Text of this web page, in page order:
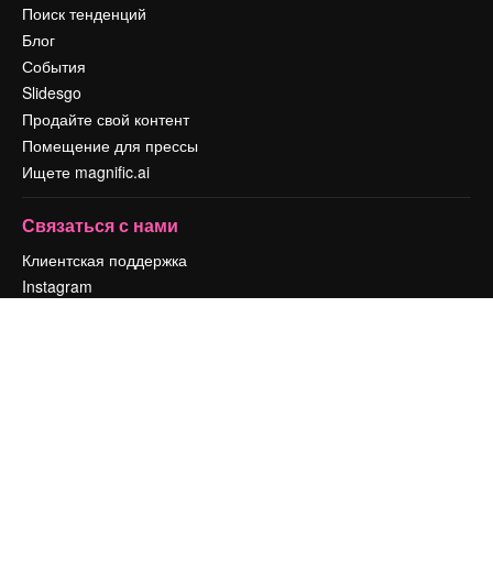
Поиск тенденций
Блог
События
Slidesgo
Продайте свой контент
Помещение для прессы
Ищете magnific.ai
Связаться с нами
Клиентская поддержка
Instagram